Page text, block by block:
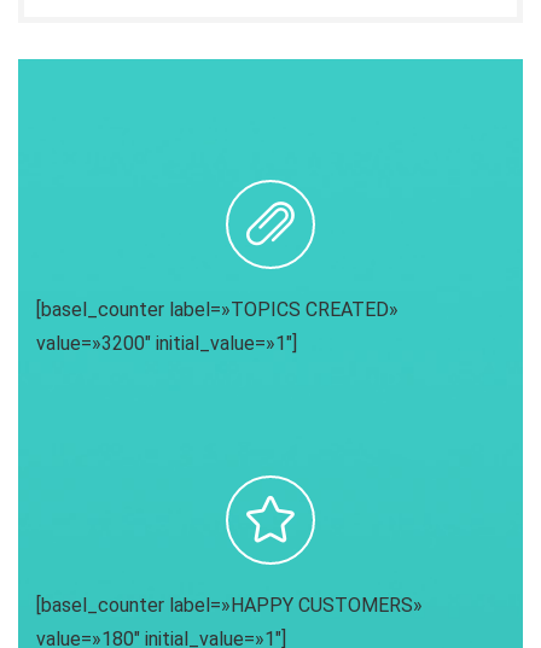
[basel_counter label=»TOPICS CREATED»
value=»3200″ initial_value=»1″]
[basel_counter label=»HAPPY CUSTOMERS»
value=»180″ initial_value=»1″]